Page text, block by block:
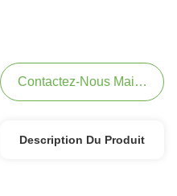
Contactez-Nous Maintenant
Description Du Produit